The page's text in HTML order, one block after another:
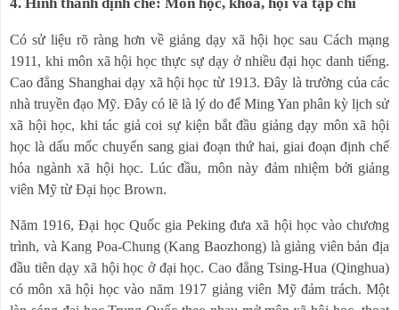
Có sử liệu rõ ràng hơn về giảng dạy xã hội học sau Cách mạng
1911, khi môn xã hội học thực sự dạy ở nhiều đại học danh tiếng.
Cao đẳng Shanghai dạy xã hội học từ 1913. Đây là trường của các
nhà truyền đạo Mỹ. Đây có lẽ là lý do để Ming Yan phân kỳ lịch sử
xã hội học, khi tác giả coi sự kiện bắt đầu giảng dạy môn xã hội
học là dấu mốc chuyển sang giai đoạn thứ hai, giai đoạn định chế
hóa ngành xã hội học. Lúc đầu, môn này đảm nhiệm bởi giảng
viên Mỹ từ Đại học Brown.
Năm 1916, Đại học Quốc gia Peking đưa xã hội học vào chương
trình, và Kang Poa-Chung (Kang Baozhong) là giảng viên bản địa
đầu tiên dạy xã hội học ở đại học. Cao đẳng Tsing-Hua (Qinghua)
có môn xã hội học vào năm 1917 giảng viên Mỹ đảm trách. Một